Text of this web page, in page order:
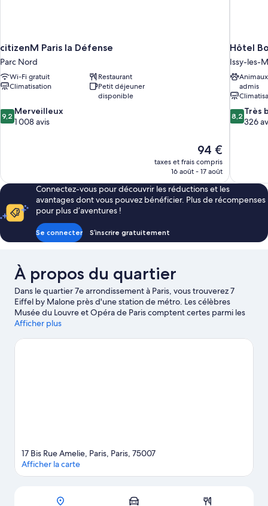
citizenM Paris la Défense
Parc Nord
Wi-Fi gratuit
Restaurant
Climatisation
Petit déjeuner
disponible
9.2
sur
9,2 Merveilleux
1 008 avis
Le
nouveau
prix
de
94 €
94 €
taxes et frais compris
16 août - 17 août
Hôtel
Issy-les-
admis
8.2
sur
8,2 Très
326
Connectez-vous pour découvrir les réductions et les
avantages dont vous pouvez bénéficier. Plus de récompenses
pour plus d’aventures !
Se connecter S’inscrire gratuitement
À propos du quartier
Dans le quartier 7e arrondissement à Paris, vous trouverez 7
Eiffel by Malone près d'une station de métro. Les célèbres
Musée du Louvre et Opéra de Paris comptent certes parmi les
hauts lieux culturels, mais les non moins emblématiques
visite. Lors de votre séjour, ne manquez pas l'illustre Jardin du
Afficher plus
Carte
17 Bis Rue Amelie, Paris, Paris, 75007
Afficher la carte